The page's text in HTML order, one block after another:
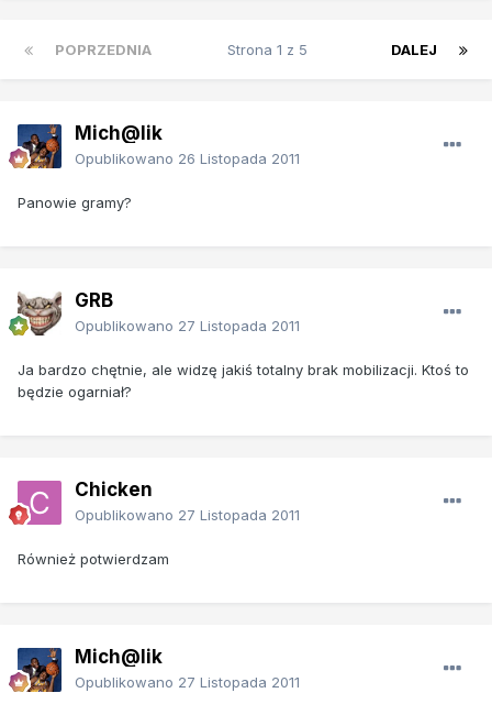
POPRZEDNIA DALEJ
Strona 1 z 5
Mich@lik
Opublikowano 26 Listopada 2011
Panowie gramy?
GRB
Opublikowano 27 Listopada 2011
Ja bardzo chętnie, ale widzę jakiś totalny brak mobilizacji. Ktoś to
będzie ogarniał?
Chicken
Opublikowano 27 Listopada 2011
Również potwierdzam
Mich@lik
Opublikowano 27 Listopada 2011